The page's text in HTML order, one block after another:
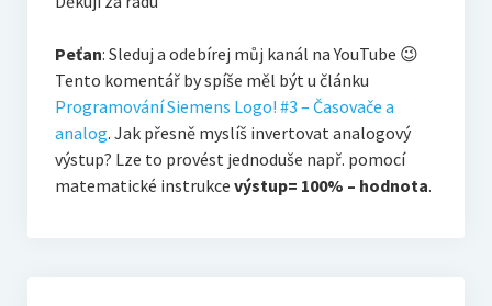
Peťan: Sleduj a odebírej můj kanál na YouTube 😉
Tento komentář by spíše měl být u článku
Programování Siemens Logo! #3 – Časovače a
analog. Jak přesně myslíš invertovat analogový
výstup? Lze to provést jednoduše např. pomocí
matematické instrukce výstup= 100% – hodnota.